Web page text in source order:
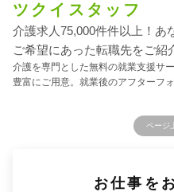
ツクイスタッフ
介護求人75,000件件以上！あ
ご希望にあった転職先をご紹
介護を専門とした無料の就業支援サ
豊富にご用意。就業後のアフターフ
ページ
お仕事を